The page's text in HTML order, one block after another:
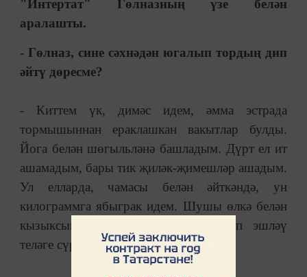
"Интертат" Гөлназның үзе белән
аралашты.
- Гөлназ, сине сәхнәдән югалып тордың дип
әйтү дөресме?
- Киттем үк, димәс идем, әмма эстрада
тормышыннан ераклашкан вакытлар булды.
Йога белән шөгыльләнә башладым. Дүрт ел ит
ашамадым, бары тик җиләк-җимешләр ашадым.
Ул елларда, чамасы белән әйткәндә, ун
килограммга ябыграк идем. Шушы өлкә белән
кызыксына башлагач, җырчы булып эшләү
теләге сүрелгән иде...